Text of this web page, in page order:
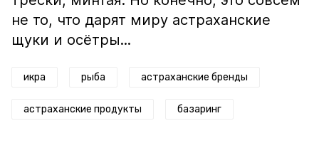
не то, что дарят миру астраханские
щуки и осётры...
икра рыба астраханские бренды
астраханские продукты базаринг